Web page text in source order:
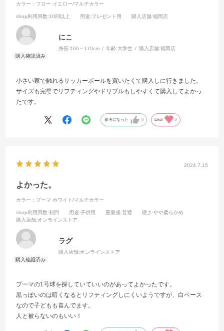
カラー：フロー イエロー/マルチカラー
shop利用回数:10回以上 用途:プレゼント用 購入店舗:福岡店
にこ
身長:166～170cm 年齢:大学生 購入店舗:福岡店
小さい家で触れるサッカーボールを買いたくて購入しに行きました。
サイズも完璧でリフティングやドリブルもしやすくて購入してよかっ
たです。
参考になった 0 Like! 0
2024.7.15
よかった。
カラー：プーマ ホワイト/マルチカラー
shop利用回数:初回 用途:子供用 重量感:普通 硬さ :やや柔らかめ
購入店舗:オンラインストア
ラグ
購入店舗:オンラインストア
プーマの1号球を探していていいのがあってよかったです。
黒っぽいのは暗くなるとリフティングしにくいようですが、白ベース
なので子どもも喜んでます。
人と被らないのもいい！